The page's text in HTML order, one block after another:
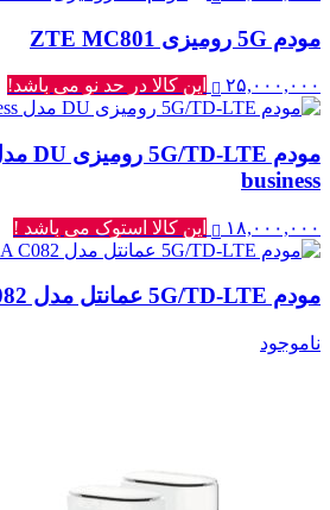
مودم 5G رومیزی ZTE MC801
۲۵,۰۰۰,۰۰۰ این کالا در حد نو می باشد!
business
۱۸,۰۰۰,۰۰۰ این کالا استوک می باشد !
مودم 5G/TD-LTE عمانتل مدل AURORA C082
ناموجود